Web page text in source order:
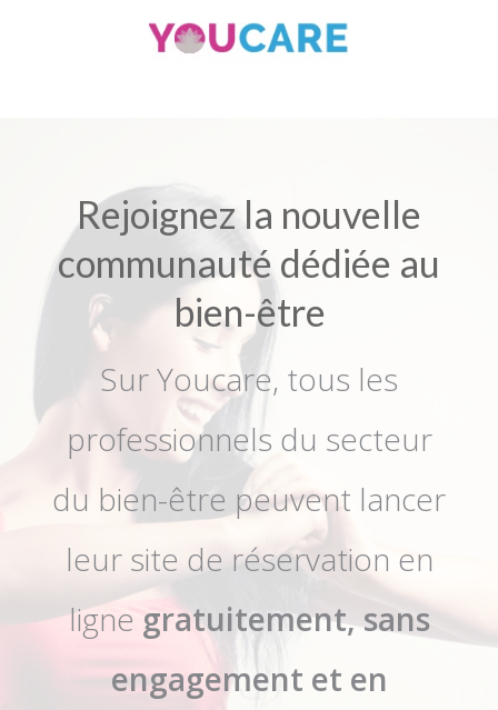
Rejoignez la nouvelle
communauté dédiée au
bien-être
Sur Youcare, tous les
professionnels du secteur
du bien-être peuvent lancer
leur site de réservation en
ligne gratuitement, sans
engagement et en